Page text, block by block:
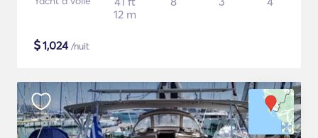
12 m
$1,024/nuit